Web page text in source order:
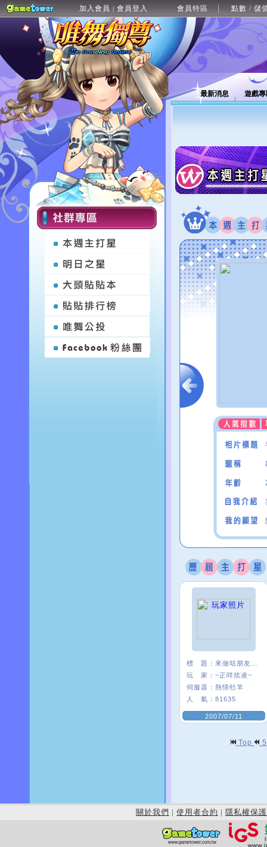
加入會員 | 會員登入 會員特區 點數 / 儲
最新消息 遊戲
標 題：
玩 家： ~正咩炫凌~
伺服器： 熱情牡羊
人 氣： 81635
2007/07/11
Top 5
關於我們 | 使用者合約 | 隱私權保護